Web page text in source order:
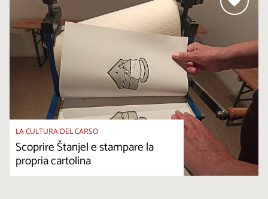
LA CULTURA DEL CARSO
Scoprire Štanjel e stampare la
propria cartolina